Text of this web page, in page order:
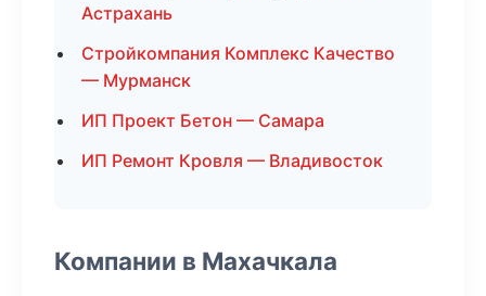
Астрахань
Стройкомпания Комплекс Качество
— Мурманск
ИП Проект Бетон — Самара
ИП Ремонт Кровля — Владивосток
Компании в Махачкала